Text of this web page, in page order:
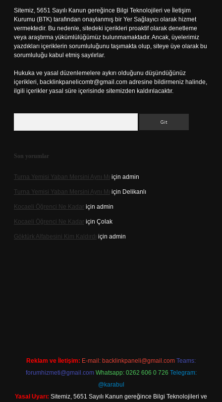
Sitemiz, 5651 Sayılı Kanun gereğince Bilgi Teknolojileri ve İletişim
Kurumu (BTK) tarafından onaylanmış bir Yer Sağlayıcı olarak hizmet
vermektedir. Bu nedenle, sitedeki içerikleri proaktif olarak denetleme
veya araştırma yükümlülüğümüz bulunmamaktadır. Ancak, üyelerimiz
yazdıkları içeriklerin sorumluluğunu taşımakta olup, siteye üye olarak bu
sorumluluğu kabul etmiş sayılırlar.
Hukuka ve yasal düzenlemelere aykırı olduğunu düşündüğünüz
içerikleri, backlinkpanelicomtr@gmail.com adresine bildirmeniz halinde,
ilgili içerikler yasal süre içerisinde sitemizden kaldırılacaktır.
Son yorumlar
Turna Yemisi Yaban Mersini Aynı Mı için admin
Turna Yemisi Yaban Mersini Aynı Mı için Delikanlı
Kocaeli Öğrenci Ne Kadar için admin
Kocaeli Öğrenci Ne Kadar için Çolak
Göktürk Alfabesini Kim Kaldırdı için admin
Reklam ve İletişim: E-mail: backlinkpaneli@gmail.com Teams:
forumhizmeti@gmail.com Whatsapp: 0262 606 0 726 Telegram:
@karabul
Yasal Uyarı: Sitemiz, 5651 Sayılı Kanun gereğince Bilgi Teknolojileri ve